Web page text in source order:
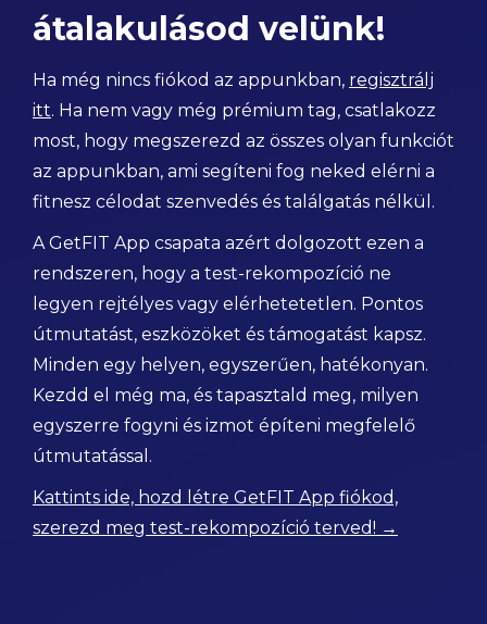
átalakulásod velünk!
Ha még nincs fiókod az appunkban, regisztrálj
itt. Ha nem vagy még prémium tag, csatlakozz
most, hogy megszerezd az összes olyan funkciót
az appunkban, ami segíteni fog neked elérni a
fitnesz célodat szenvedés és találgatás nélkül.
A GetFIT App csapata azért dolgozott ezen a
rendszeren, hogy a test-rekompozíció ne
legyen rejtélyes vagy elérhetetetlen. Pontos
útmutatást, eszközöket és támogatást kapsz.
Minden egy helyen, egyszerűen, hatékonyan.
Kezdd el még ma, és tapasztald meg, milyen
egyszerre fogyni és izmot építeni megfelelő
útmutatással.
Kattints ide, hozd létre GetFIT App fiókod,
szerezd meg test-rekompozíció terved! →